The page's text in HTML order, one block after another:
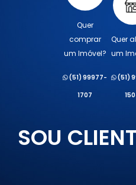
Quer
comprar
um Imóvel?
(51) 99977-
1707
Quer
um
(51)
SOU